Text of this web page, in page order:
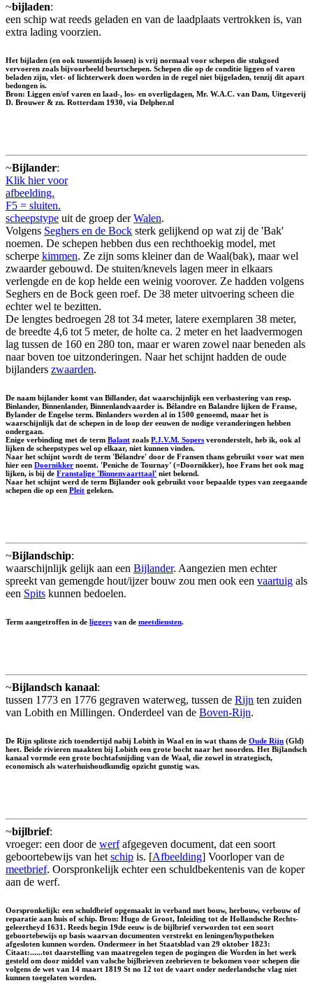
~bijladen:
een schip wat reeds geladen en van de laadplaats vertrokken is, van
extra lading voorzien.
Het bijladen (en ook tussentijds lossen) is vrij normaal voor schepen die stukgoed
vervoeren zoals bijvoorbeeld beurtschepen. Schepen die op de conditie liggen of varen
beladen zijn, vlet- of lichterwerk doen worden in de regel niet bijgeladen, tenzij dit apart
bedongen is.
Bron: Liggen en/of varen en laad-, los- en overligdagen, Mr. W.A.C. van Dam, Uitgeverij
D. Brouwer & zn. Rotterdam 1930, via Delpher.nl
~Bijlander:
Klik hier voor
afbeelding.
F5 = sluiten.
scheepstype uit de groep derWalen.
Volgens Seghers en de Bock sterk gelijkend op wat zij de 'Bak'
noemen. De schepen hebben dus een rechthoekig model, met
scherpe kimmen. Ze zijn soms kleiner dan de Waal(bak), maar wel
zwaarder gebouwd. De stuiten/knevels lagen meer in elkaars
verlengde en de kop helde een weinig voorover. Ze hadden volgens
Seghers en de Bock geen roef. De 38 meter uitvoering scheen die
echter wel te bezitten.
De lengtes bedroegen 28 tot 34 meter, latere exemplaren 38 meter,
de breedte 4,6 tot 5 meter, de holte ca. 2 meter en het laadvermogen
lag tussen de 160 en 280 ton, maar er waren zowel naar beneden als
naar boven toe uitzonderingen. Naar het schijnt hadden de oude
bijlanders zwaarden.
De naam bijlander komt van Billander, dat waarschijnlijk een verbastering van resp.
Binlander, Binnenlander, Binnenlandvaarder is. Bélandre en Balandre lijken de Franse,
Bylander de Engelse term. Binlanders worden al in 1500 genoemd, maar het is
waarschijnlijk dat de schepen in de loop der eeuwen de nodige veranderingen hebben
ondergaan.
Enige verbinding met de term Balant zoals P.J.V.M. Sopers veronderstelt, heb ik, ook al
lijken de scheepstypes wel op elkaar, niet kunnen vinden.
Naar het schijnt wordt de term 'Bélandre' door de Fransen thans gebruikt voor wat men
hier een Doornikker noemt. 'Peniche de Tournay' (=Doornikker), hoe Frans het ook mag
lijken, is bij de Franstalige 'Binnenvaarttaal' niet bekend.
Naar het schijnt werd de term Bijlander ook gebruikt voor bepaalde types van zeegaande
schepen die op een Pleit geleken.
~Bijlandschip:
waarschijnlijk gelijk aan een Bijlander. Aangezien men echter
spreekt van gemengde hout/ijzer bouw zou men ook een vaartuig als
een Spits kunnen bedoelen.
Term aangetroffen in de liggers van de meetdiensten.
~Bijlandsch kanaal:
tussen 1773 en 1776 gegraven waterweg, tussen de Rijn ten zuiden
van Lobith en Millingen. Onderdeel van de Boven-Rijn.
De Rijn splitste zich toendertijd nabij Lobith in Waal en in wat thans de Oude Rijn (Gld)
heet. Beide rivieren maakten bij Lobith een grote bocht naar het noorden. Het Bijlandsch
kanaal vormde een grote bochtafsnijding van de Waal, die zowel in strategisch,
economisch als waterhuishoudkundig opzicht gunstig was.
~bijlbrief:
vroeger: een door de werfafgegeven document, dat een soort
geboortebewijs van het schip is. [Afbeelding] Voorloper van de
meetbrief. Oorspronkelijk echter een schuldbekentenis van de koper
aan de werf.
Oorspronkelijk: een schuldbrief opgemaakt in verband met bouw, herbouw, verbouw of
reparatie aan huis of schip. Bron: Hugo de Groot, Inleiding tot de Hollandsche Rechts-
geleertheyd 1631. Reeds begin 19de eeuw is de bijlbrief verworden tot een soort
geboortebewijs op basis waarvan documenten verstrekt en leningen/hypotheken
afgesloten kunnen worden. Ondermeer in het Staatsblad van 29 oktober 1823:
Citaat:......tot daarstelling van maatregelen tegen de pogingen die Worden in het werk
gesteld om door middel van valsche bijlbrieven zeebrieven te bekomen voor schepen die
volgens de wet van 14 maart 1819 St no 12 tot de vaart onder nederlandsche vlag niet
kunnen toegelaten worden.